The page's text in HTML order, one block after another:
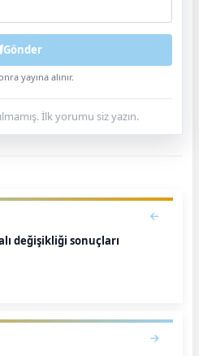
Gönder
yayına alınır.
İlk yorumu siz yazın.
değişikliği sonuçları